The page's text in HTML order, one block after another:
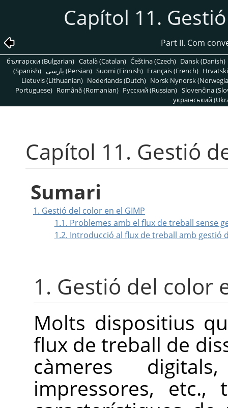
Capítol 11.
Part II. Com
български (Bulgarian) Català (Catalan) Čeština (Czech) Dansk (Danish)
(Spanish)
پارسی (Persian) Suomi (Finnish) Français (French)
Lietuvis (Lithuanian) Nederlands (Dutch) Norsk Nynorsk
Portuguese) Română (Romanian) Pусский (Russian) Slovenčina
український
Capítol 11. Gestió
Sumari
1. Gestió del color en el GIMP
1.1. Problemes amb el flux de treball sense
1.2. Introducció al flux de treball amb gestió
1. Gestió del color
Molts dispositius
flux de treball de
càmeres
impressores, etc.,